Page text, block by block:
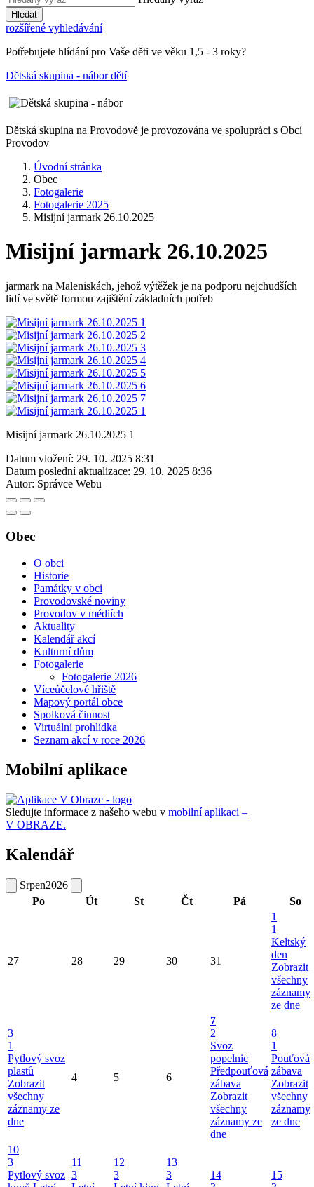
Hledat
rozšířené vyhledávání
Potřebujete hlídání pro Vaše děti ve věku 1,5 - 3 roky?
Dětská skupina - nábor dětí
Dětská skupina na Provodově je provozována ve spolupráci s Obcí
Provodov
Úvodní stránka
Obec
Fotogalerie
Fotogalerie 2025
Misijní jarmark 26.10.2025
Misijní jarmark 26.10.2025
jarmark na Maleniskách, jehož výtěžek je na podporu nejchudších
lidí ve světě formou zajištění základních potřeb
Misijní jarmark 26.10.2025 1
Datum vložení: 29. 10. 2025 8:31
Datum poslední aktualizace: 29. 10. 2025 8:36
Autor: Správce Webu
Obec
O obci
Historie
Památky v obci
Provodovské noviny
Provodov v médiích
Aktuality
Kalendář akcí
Kulturní dům
Fotogalerie
Fotogalerie 2026
Víceúčelové hřiště
Mapový portál obce
Spolková činnost
Virtuální prohlídka
Seznam akcí v roce 2026
Mobilní aplikace
Sledujte informace z našeho webu v mobilní aplikaci –
V OBRAZE.
Kalendář
Srpen2026
Po
Út St Čt Pá So
27 28 29 30 31
1
1
Keltský
den
Zobrazit
všechny
záznamy
ze dne
3
1
Pytlový svoz
plastů
Zobrazit
všechny
záznamy ze
dne
4 5 6
7
2
Svoz
popelnic
Předpouťová
zábava
Zobrazit
všechny
záznamy ze
dne
8
1
Pouťová
zábava
Zobrazit
všechny
záznamy
ze dne
10
3
Pytlový svoz
11
3
12
3
13
3
14
15